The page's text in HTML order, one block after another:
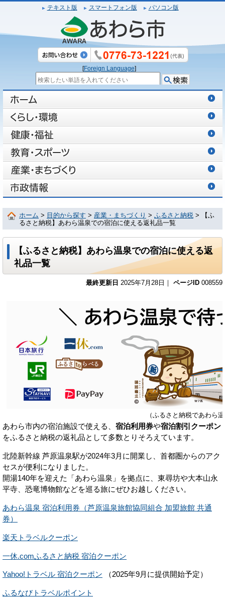
テキスト版 スマートフォン版 パソコン版
[Foreign Language]
ホーム > 目的から探す > 産業・まちづくり > ふるさと納税 > 【ふ
るさと納税】あわら温泉での宿泊に使える返礼品一覧
【ふるさと納税】あわら温泉での宿泊に使える返
礼品一覧
最終更新日 2025年7月28日｜ ページID 008559
（ふるさと納税であわら
あわら市内の宿泊施設で使える、 宿泊利用券や宿泊割引クーポン
をふるさと納税の返礼品として多数とりそろえています。
北陸新幹線 芦原温泉駅が2024年3月に開業し、首都圏からのアク
セスが便利になりました。
開湯140年を迎えた「あわら温泉」を拠点に、東尋坊や大本山永
平寺、恐竜博物館などを巡る旅にぜひお越しください。
あわら温泉 宿泊利用券（芦原温泉旅館協同組合 加盟旅館 共通
券）
楽天トラベルクーポン
一休.comふるさと納税 宿泊クーポン
Yahoo!トラベル 宿泊クーポン （2025年9月に提供開始予定）
ふるなびトラベルポイント